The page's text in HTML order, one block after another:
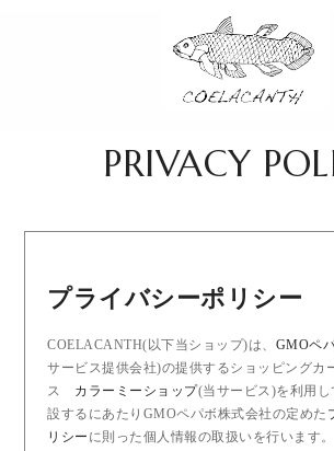
PRIVACY
プライバシーポリシー
COELACANTH(以下当ショップ)は、 GMOペ
サービス提供会社)の提供するショッピングカ
ス カラーミーショップ(当サービス)を利用
設するにあたりGMOペパボ株式会社の定めた
リシー に則った個人情報の取扱いを行います。